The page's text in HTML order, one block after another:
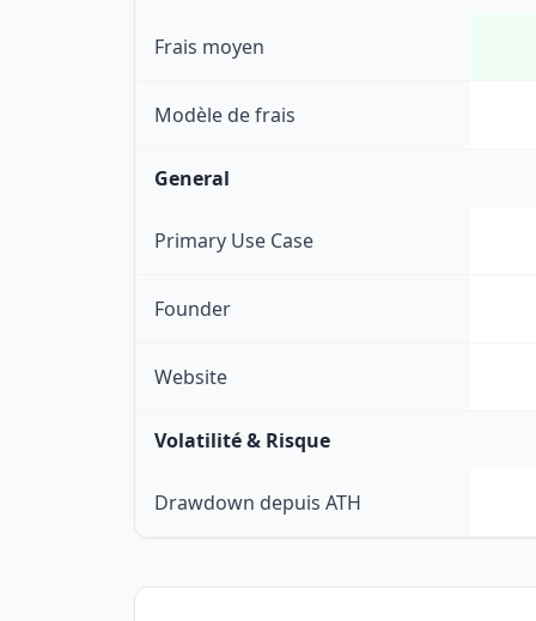
Frais moyen
Modèle de frais
General
Primary Use Case
Founder
Website
Volatilité & Risque
Drawdown depuis ATH